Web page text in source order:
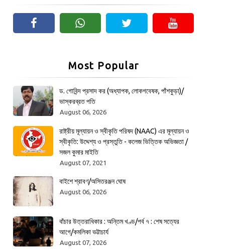
Most Popular
ড. গোবিন্দ প্রসাদ কর (অধ্যাপক, লোকগবেষক, পাঁশকুড়া)/
ভাস্করব্রত পতি
August 06, 2026
রাষ্ট্রীয় মূল্যায়ন ও স্বীকৃতি পরিষদ (NAAC) এর মূল্যায়ন ও
স্বীকৃতি: উদ্দেশ্য ও প্রস্তুতি - কলেজ ভিত্তিক অভিজ্ঞতা /
সজল কুমার মাইতি
August 07, 2021
বাইশে শ্রাবণ/অসিতরঞ্জন ঘোষ
August 06, 2026
বাঁচার উত্তরাধিকার : অন্তিম খণ্ড/পর্ব ৭ : শেষ সত্যের
আগে/কমলিকা ভট্টাচার্য
August 07, 2026